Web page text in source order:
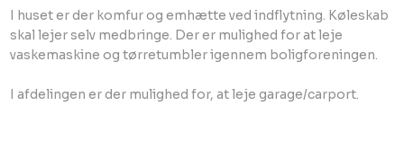
I huset er der komfur og emhætte ved indflytning. Køleskab
skal lejer selv medbringe. Der er mulighed for at leje
vaskemaskine og tørretumbler igennem boligforeningen.
I afdelingen er der mulighed for, at leje garage/carport.